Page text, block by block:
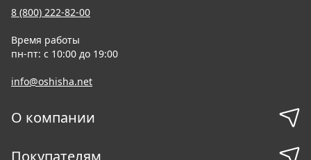
8 (800) 222-82-00
Время работы
пн-пт: с 10:00 до 19:00
info@oshisha.net
О компании
Покупателям